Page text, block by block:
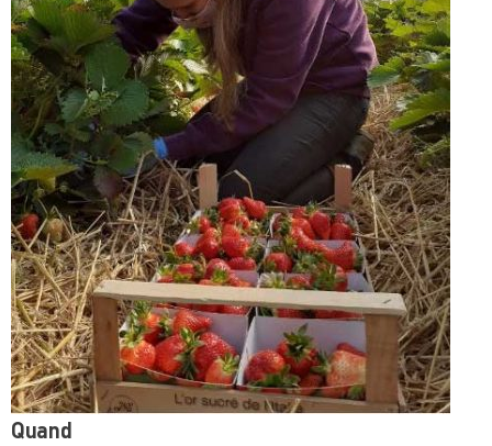
Quand